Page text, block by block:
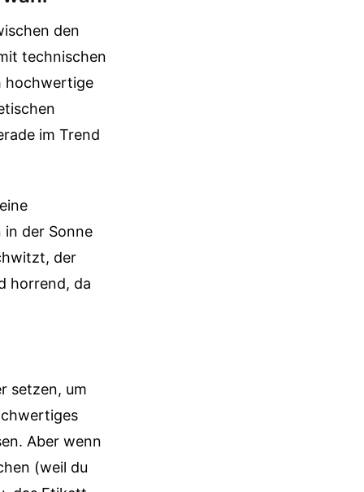
den
technischen
hochwertige
im Trend
in der Sonne
der
horrend, da
setzen, um
Aber wenn
(weil du